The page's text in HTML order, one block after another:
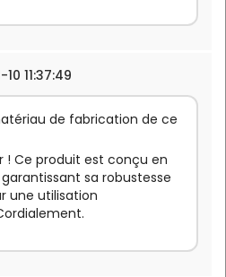
11:37:49
de fabrication de ce
! Ce produit est conçu en
sa robustesse
une utilisation